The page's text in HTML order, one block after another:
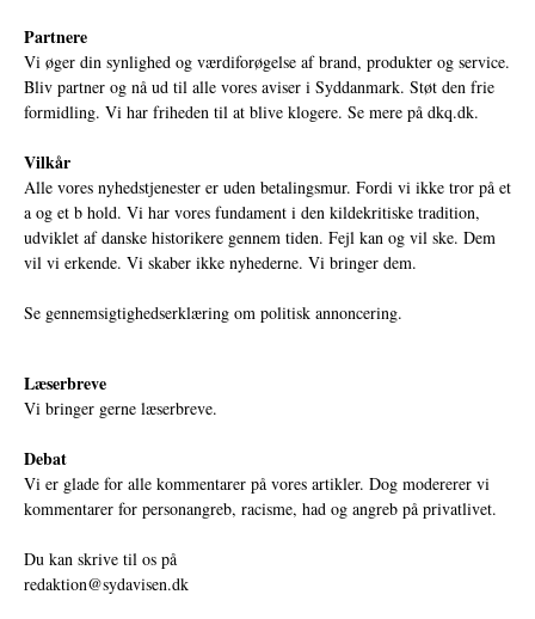
Partnere
Vi øger din synlighed og værdiforøgelse af brand, produkter og service.
Bliv partner og nå ud til alle vores aviser i Syddanmark. Støt den frie
formidling. Vi har friheden til at blive klogere. Se mere på dkq.dk.
Vilkår
Alle vores nyhedstjenester er uden betalingsmur. Fordi vi ikke tror på et
a og et b hold. Vi har vores fundament i den kildekritiske tradition,
udviklet af danske historikere gennem tiden. Fejl kan og vil ske. Dem
vil vi erkende. Vi skaber ikke nyhederne. Vi bringer dem.
Se gennemsigtighedserklæring om politisk annoncering.
Læserbreve
Vi bringer gerne læserbreve.
Debat
Vi er glade for alle kommentarer på vores artikler. Dog modererer vi
kommentarer for personangreb, racisme, had og angreb på privatlivet.
Du kan skrive til os på
redaktion@sydavisen.dk